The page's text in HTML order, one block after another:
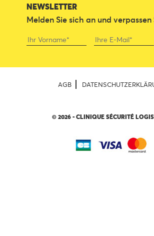
NEWSLETTER
Melden Sie sich an und verpassen
AGB
© 2026 - CLINIQUE SÉCURITÉ